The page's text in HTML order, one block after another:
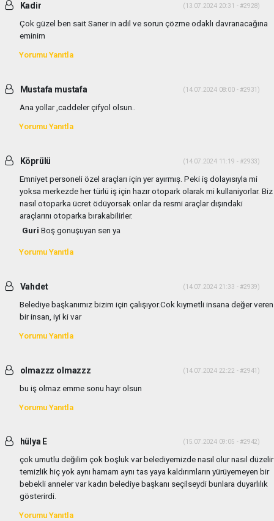
Kadir (13.07.2024 20:31 - #2928)
Çok güzel ben sait Sarıer in adil ve sorun çözme odaklı davranacağına
eminim
Yorumu Yanıtla
Mustafa mustafa (14.07.2024 08:00 - #2931)
Ana yollar ,caddeler çifyol olsun..
Yorumu Yanıtla
Köprülü (14.07.2024 11:19 - #2933)
Emniyet personeli özel araçları için yer ayırmış. Peki iş dolayısıyla mi
yoksa merkezde her türlü iş için hazır otopark olarak mi kullaniyorlar. Biz
nasıl otoparka ücret ödüyorsak onlar da resmi araçlar dışındaki
araçlarını otoparka bırakabilirler.
Guri Boş gonuşuyan sen ya
Yorumu Yanıtla
Vahdet (14.07.2024 21:33 - #2939)
Belediye başkanımız bizim için çalışıyor.Cok kıymetli insana değer veren
bir insan, iyi ki var
Yorumu Yanıtla
olmazzz olmazzz (14.07.2024 22:22 - #2941)
bu iş olmaz emme sonu hayr olsun
Yorumu Yanıtla
hülya E (15.07.2024 09:05 - #2942)
çok umutlu değilim çok boşluk var belediyemizde nasıl olur nasıl düzelir
temizlik hiç yok aynı hamam aynı tas yaya kaldırımların yürüyemeyen bir
bebekli anneler var kadın belediye başkanı seçilseydi bunlara duyarlılık
gösterirdi.
Yorumu Yanıtla